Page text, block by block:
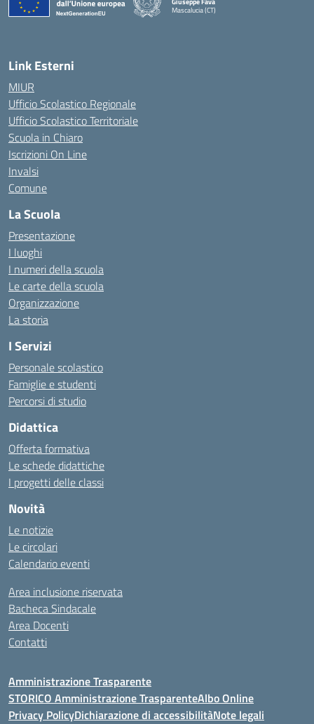
Mascalucia (CT)
Link Esterni
MIUR
Ufficio Scolastico Regionale
Ufficio Scolastico Territoriale
Scuola in Chiaro
Iscrizioni On Line
Invalsi
Comune
La Scuola
Presentazione
I luoghi
I numeri della scuola
Le carte della scuola
Organizzazione
La storia
I Servizi
Personale scolastico
Famiglie e studenti
Percorsi di studio
Didattica
Offerta formativa
Le schede didattiche
I progetti delle classi
Novità
Le notizie
Le circolari
Calendario eventi
Area inclusione riservata
Bacheca Sindacale
Area Docenti
Contatti
Amministrazione Trasparente
STORICO Amministrazione TrasparenteAlbo Online
Privacy PolicyDichiarazione di accessibilitàNote legali